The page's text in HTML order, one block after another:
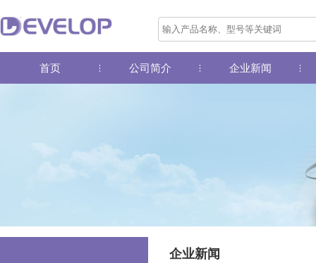
首页 公司简介 企业新闻
企业新闻